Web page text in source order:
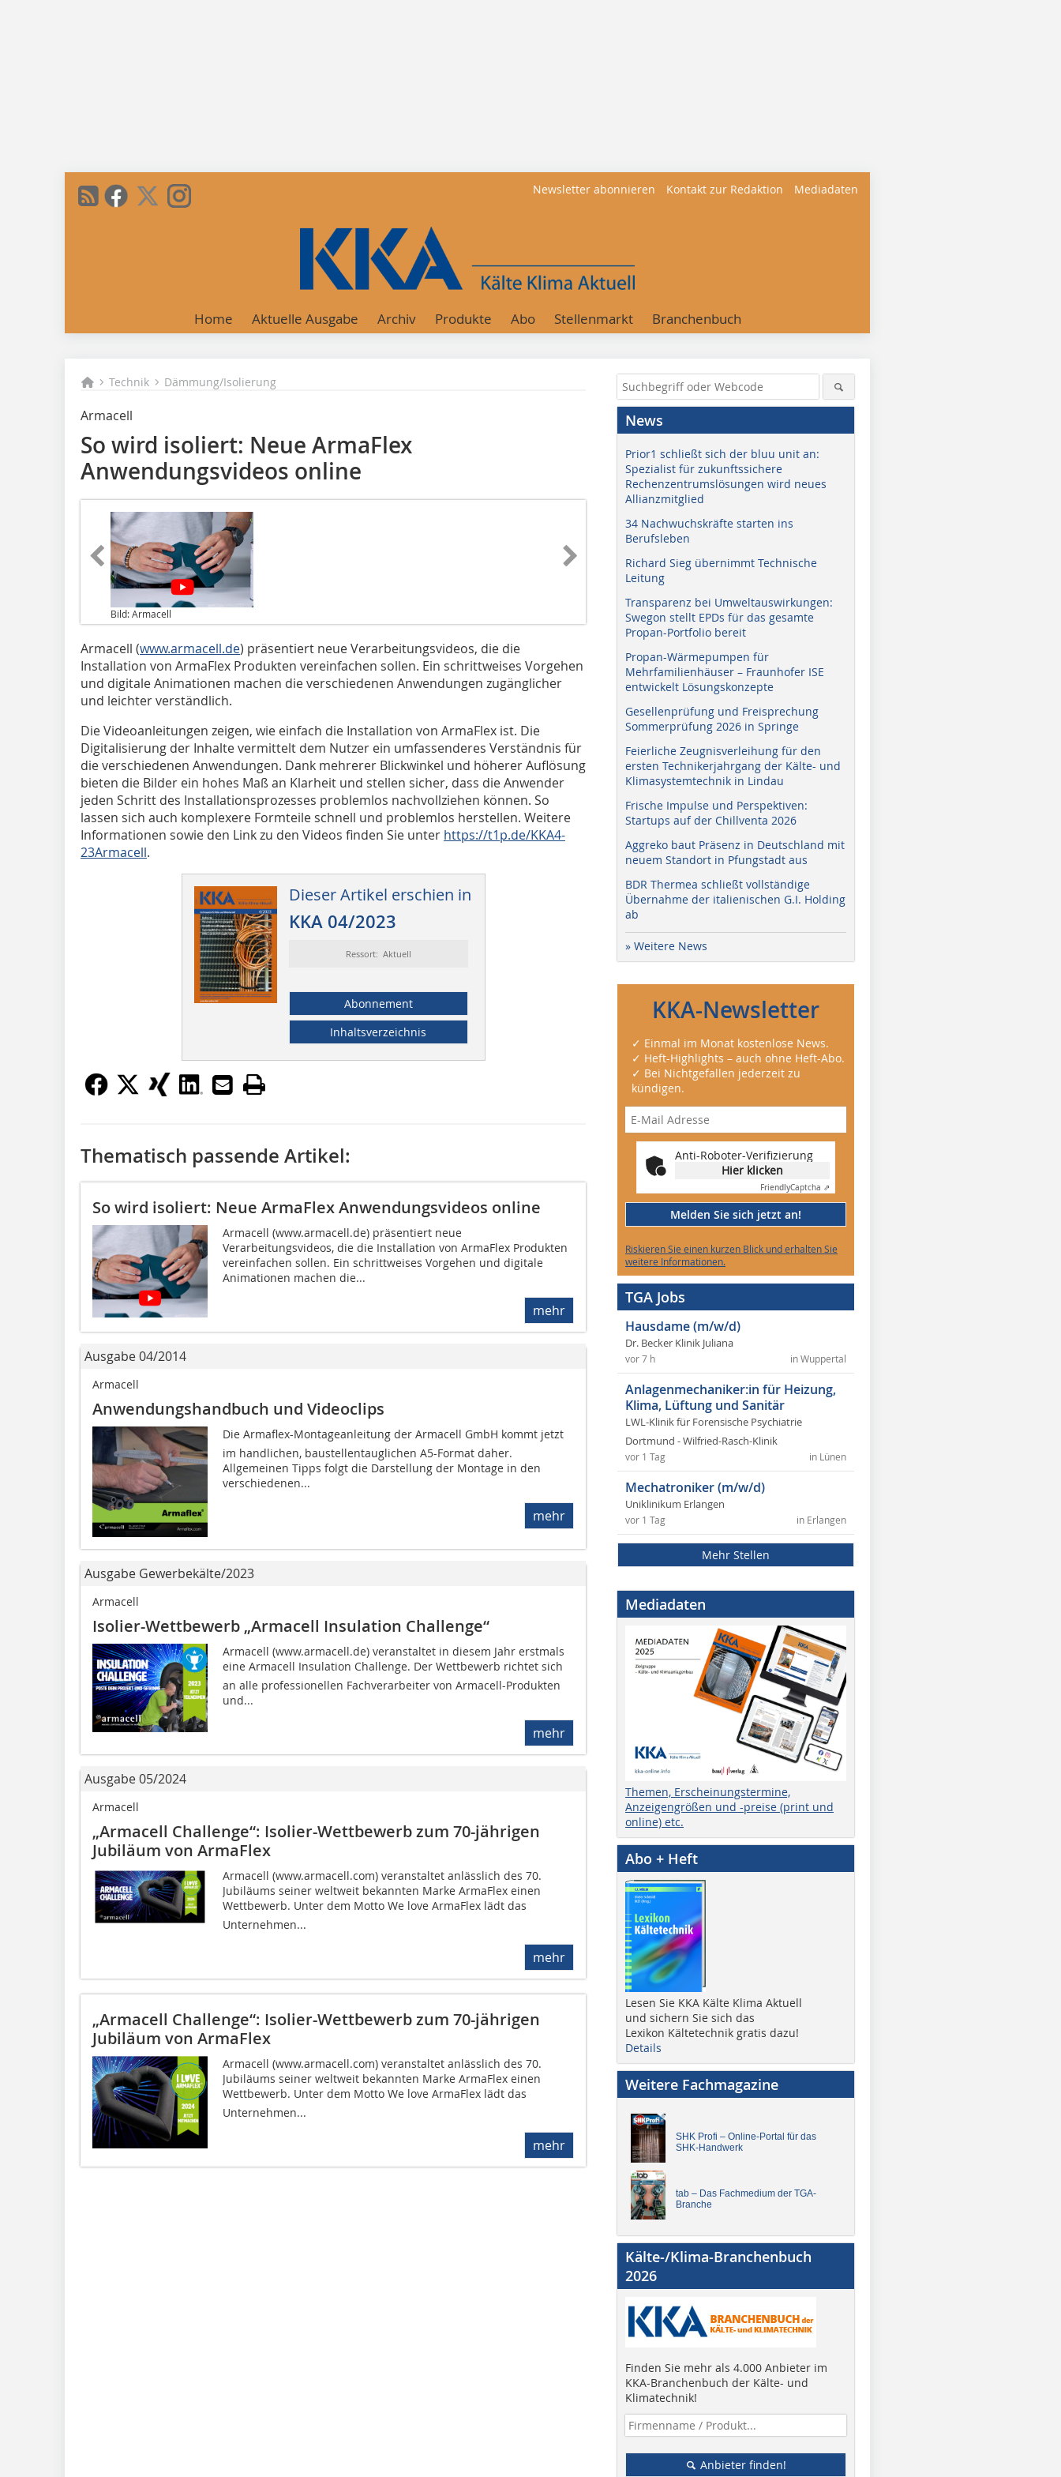
Newsletter abonnieren Kontakt zur Redaktion Mediadaten
Home Aktuelle Ausgabe Archiv Produkte Abo Stellenmarkt Branchenbuch
Technik Dämmung/Isolierung
Armacell
So wird isoliert: Neue ArmaFlex
Anwendungsvideos online
Bild: Armacell
Armacell (www.armacell.de) präsentiert neue Verarbeitungsvideos, die die
Installation von ArmaFlex Produkten vereinfachen sollen. Ein schrittweises Vorgehen
und digitale Animationen machen die verschiedenen Anwendungen zugänglicher
und leichter verständlich.
Die Videoanleitungen zeigen, wie einfach die Installation von ArmaFlex ist. Die
Digitalisierung der Inhalte vermittelt dem Nutzer ein umfassenderes Verständnis für
die verschiedenen Anwendungen. Dank mehrerer Blickwinkel und höherer Auflösung
bieten die Bilder ein hohes Maß an Klarheit und stellen sicher, dass die Anwender
jeden Schritt des Installationsprozesses problemlos nachvollziehen können. So
lassen sich auch komplexere Formteile schnell und problemlos herstellen. Weitere
Informationen sowie den Link zu den Videos finden Sie unter https://t1p.de/KKA4-
23Armacell.
Dieser Artikel erschien in
KKA 04/2023
Ressort: Aktuell
Abonnement
Inhaltsverzeichnis
Thematisch passende Artikel:
So wird isoliert: Neue ArmaFlex Anwendungsvideos online
Armacell (www.armacell.de) präsentiert neue
Verarbeitungsvideos, die die Installation von ArmaFlex Produkten
vereinfachen sollen. Ein schrittweises Vorgehen und digitale
Animationen machen die...
mehr
Ausgabe 04/2014
Armacell
Anwendungshandbuch und Videoclips
Die Armaflex-Montageanleitung der Armacell GmbH kommt jetzt
im handlichen, baustellentauglichen A5-Format daher.
Allgemeinen Tipps folgt die Darstellung der Montage in den
verschiedenen...
mehr
Ausgabe Gewerbekälte/2023
Armacell
Isolier-Wettbewerb „Armacell Insulation Challenge“
Armacell (www.armacell.de) veranstaltet in diesem Jahr erstmals
eine Armacell Insulation Challenge. Der Wettbewerb richtet sich
an alle professionellen Fachverarbeiter von Armacell-Produkten
und...
mehr
Ausgabe 05/2024
Armacell
„Armacell Challenge“: Isolier-Wettbewerb zum 70-jährigen
Jubiläum von ArmaFlex
Armacell (www.armacell.com) veranstaltet anlässlich des 70.
Jubiläums seiner weltweit bekannten Marke ArmaFlex einen
Wettbewerb. Unter dem Motto We love ArmaFlex lädt das
Unternehmen...
mehr
„Armacell Challenge“: Isolier-Wettbewerb zum 70-jährigen
Jubiläum von ArmaFlex
Armacell (www.armacell.com) veranstaltet anlässlich des 70.
Jubiläums seiner weltweit bekannten Marke ArmaFlex einen
Wettbewerb. Unter dem Motto We love ArmaFlex lädt das
Unternehmen...
mehr
News
Prior1 schließt sich der bluu unit an:
Spezialist für zukunftssichere
Rechenzentrumslösungen wird neues
Allianzmitglied
34 Nachwuchskräfte starten ins
Berufsleben
Richard Sieg übernimmt Technische
Leitung
Transparenz bei Umweltauswirkungen:
Swegon stellt EPDs für das gesamte
Propan-Portfolio bereit
Propan-Wärmepumpen für
Mehrfamilienhäuser – Fraunhofer ISE
entwickelt Lösungskonzepte
Gesellenprüfung und Freisprechung
Sommerprüfung 2026 in Springe
Feierliche Zeugnisverleihung für den
ersten Technikerjahrgang der Kälte- und
Klimasystemtechnik in Lindau
Frische Impulse und Perspektiven:
Startups auf der Chillventa 2026
Aggreko baut Präsenz in Deutschland mit
neuem Standort in Pfungstadt aus
BDR Thermea schließt vollständige
Übernahme der italienischen G.I. Holding
ab
» Weitere News
KKA-Newsletter
✓ Einmal im Monat kostenlose News.
✓ Heft-Highlights – auch ohne Heft-Abo.
✓ Bei Nichtgefallen jederzeit zu
kündigen.
Anti-Roboter-Verifizierung
Hier klicken
FriendlyCaptcha ⇗
Melden Sie sich jetzt an!
Riskieren Sie einen kurzen Blick und erhalten Sie
weitere Informationen.
TGA Jobs
Hausdame (m/w/d)
Dr. Becker Klinik Juliana
in Wuppertal
vor 7 h
Anlagenmechaniker:in für Heizung,
Klima, Lüftung und Sanitär
LWL-Klinik für Forensische Psychiatrie
Dortmund - Wilfried-Rasch-Klinik
in Lünen
vor 1 Tag
Mechatroniker (m/w/d)
Uniklinikum Erlangen
in Erlangen
vor 1 Tag
Mehr Stellen
Mediadaten
Themen, Erscheinungstermine,
Anzeigengrößen und -preise (print und
online) etc.
Abo + Heft
Lesen Sie KKA Kälte Klima Aktuell
und sichern Sie sich das
Lexikon Kältetechnik gratis dazu!
Details
Weitere Fachmagazine
SHK Profi – Online-Portal für das
SHK-Handwerk
tab – Das Fachmedium der TGA-
Branche
Kälte-/Klima-Branchenbuch
2026
Finden Sie mehr als 4.000 Anbieter im
KKA-Branchenbuch der Kälte- und
Klimatechnik!
Anbieter finden!